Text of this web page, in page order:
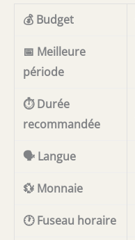
💰 Budget
📅 Meilleure
période
⏱️ Durée
recommandée
🗣️ Langue
💱 Monnaie
🕐 Fuseau horaire